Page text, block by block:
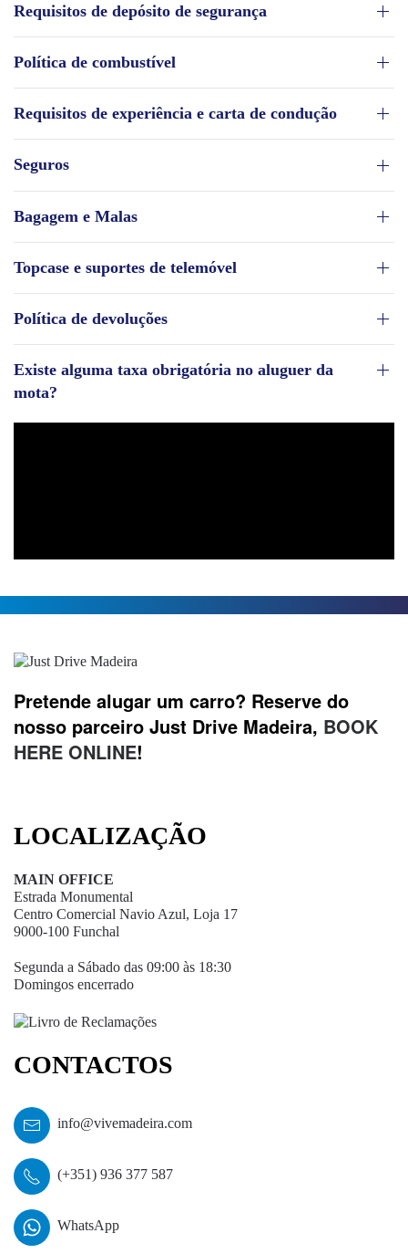
Requisitos de depósito de segurança
Política de combustível
Requisitos de experiência e carta de condução
Seguros
Bagagem e Malas
Topcase e suportes de telemóvel
Política de devoluções
Existe alguma taxa obrigatória no aluguer da
mota?
Pretende alugar um carro? Reserve do
nosso parceiro Just Drive Madeira, BOOK
HERE ONLINE!
LOCALIZAÇÃO
MAIN OFFICE
Estrada Monumental
Centro Comercial Navio Azul, Loja 17
9000-100 Funchal
Segunda a Sábado das 09:00 às 18:30
Domingos encerrado
CONTACTOS
info@vivemadeira.com
(+351) 936 377 587
WhatsApp